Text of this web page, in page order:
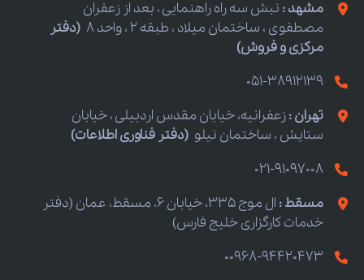
مشهد : نبش سه راه راهنمایی ، بعد از زعفران
مصطفوی ، ساختمان میلاد ، طبقه 2 ، واحد 8
(دفتر
مرکزی و فروش)
051-38912139
تهران :زعفرانیه، خیابان مقدس اردبیلی ، خیابان
ستایش ، ساختمان نیلو (دفتر فناوری اطلاعات)
021-91097008
مسقط :
ال موج 335، خیابان 6، مسقط، عمان (دفتر
خدمات کارگزاری خلیج فارس)
00968-94420473